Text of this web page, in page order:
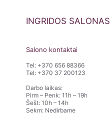
INGRIDOS SALONAS
Salono kontaktai
Tel: +370 656 88366
Tel: +370 37 200123
Darbo laikas:
Pirm – Penk: 11h – 19h
Šešt: 10h – 14h
Sekm: Nedirbame